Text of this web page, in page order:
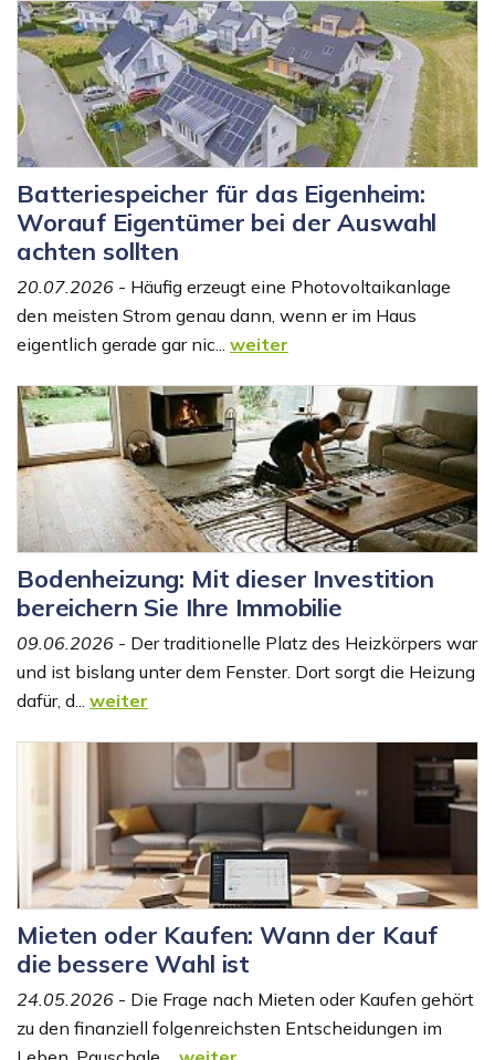
Batteriespeicher für das Eigenheim:
Worauf Eigentümer bei der Auswahl
achten sollten
20.07.2026 - Häufig erzeugt eine Photovoltaikanlage
den meisten Strom genau dann, wenn er im Haus
eigentlich gerade gar nic... weiter
Bodenheizung: Mit dieser Investition
bereichern Sie Ihre Immobilie
09.06.2026 - Der traditionelle Platz des Heizkörpers war
und ist bislang unter dem Fenster. Dort sorgt die Heizung
dafür, d... weiter
Mieten oder Kaufen: Wann der Kauf
die bessere Wahl ist
24.05.2026 - Die Frage nach Mieten oder Kaufen gehört
zu den finanziell folgenreichsten Entscheidungen im